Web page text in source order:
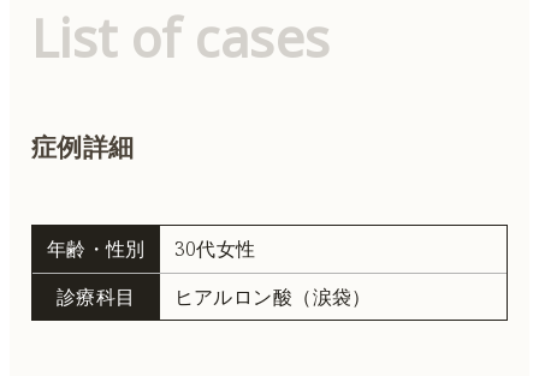
List of cases
症例詳細
年齢・性別
30代女性
診療科目
ヒアルロン酸（涙袋）